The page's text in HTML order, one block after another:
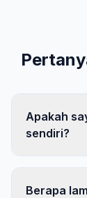
Apakah
sendiri?
Berapa